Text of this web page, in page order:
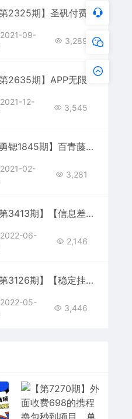
【第2325期】圣矾付费担保项目：QQ挂机被动引流变现赚钱 价值1200元
2021-09-
3,289
2021-12-
3,545
【勇锶1845期】百青藤日赚最新玩法日撸1000+项目，内部实操秘籍
2021-02-
3,281
【第3413期】【信息差项目】支付宝店铺采集项目，只需拍三张照片，轻松日赚300-500
2022-06-
2,146
【第3126期】【稳定挂机】出海广告联盟挂机项目，每天躺赚几块钱，多台批量多赚些
2022-05-
3,446